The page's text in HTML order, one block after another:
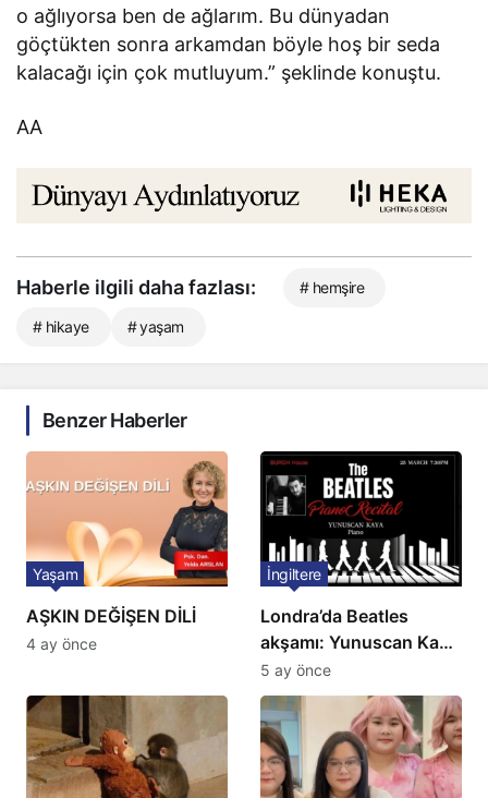
o ağlıyorsa ben de ağlarım. Bu dünyadan
göçtükten sonra arkamdan böyle hoş bir seda
kalacağı için çok mutluyum.” şeklinde konuştu.
AA
Haberle ilgili daha fazlası: # hemşire
# hikaye # yaşam
Benzer Haberler
AŞKIN DEĞİŞEN DİLİ
Yaşam
4 ay önce
Londra’da Beatles
akşamı: Yunuscan Kaya
klasik yorumuyla
sahnede
İngiltere
5 ay önce